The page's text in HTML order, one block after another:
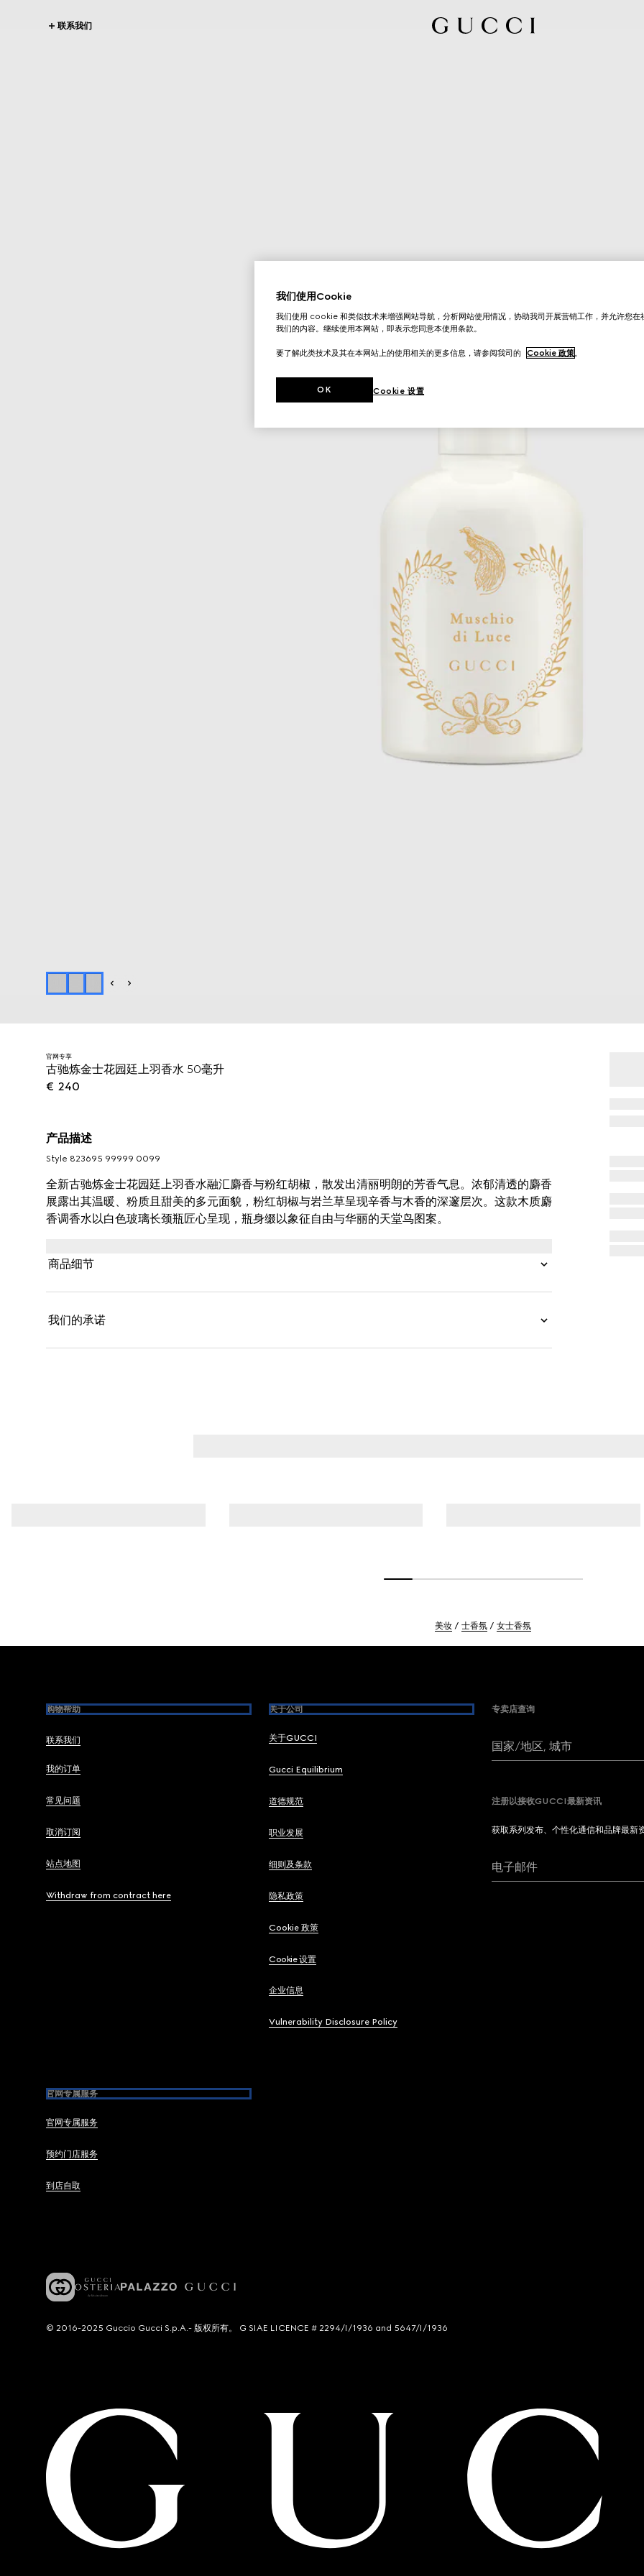
联系我们
官网专享
古驰炼金士花园廷上羽香水 50毫升
€ 240
产品描述
Style ‎823695 99999 0099
全新古驰炼金士花园廷上羽香水融汇麝香与粉红胡椒，散发出清丽明朗的芳香气息。浓郁清透的麝香
展露出其温暖、粉质且甜美的多元面貌，粉红胡椒与岩兰草呈现辛香与木香的深邃层次。这款木质麝
香调香水以白色玻璃长颈瓶匠心呈现，瓶身缀以象征自由与华丽的天堂鸟图案。
商品细节
我们的承诺
美妆 士香氛 女士香氛
购物帮助
联系我们
我的订单
常见问题
取消订阅
站点地图
Withdraw from contract here
关于公司
关于GUCCI
Gucci Equilibrium
道德规范
职业发展
细则及条款
隐私政策
Cookie 政策
Cookie 设置
企业信息
Vulnerability Disclosure Policy
官网专属服务
官网专属服务
预约门店服务
到店自取
专卖店查询
国家/地区, 城市
注册以接收GUCCI最新资讯
获取系列发布、个性化通信和品牌最新
电子邮件
© 2016-2025 Guccio Gucci S.p.A.- 版权所有。 G SIAE LICENCE # 2294/I/1936 and 5647/I/1936
我们使用Cookie
我们使用 cookie 和类似技术来增强网站导航，分析网站使用情况，协助我司开展营销工作，并允许您在
我们的内容。继续使用本网站，即表示您同意本使用条款。
要了解此类技术及其在本网站上的使用相关的更多信息，请参阅我司的 Cookie 政策。
Cookie 设置
OK